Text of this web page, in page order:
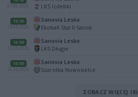
07.06.2026
LKS Izdebki
16:30
24.05.2026
Sanovia Lesko
Ekoball Stal II Sanok
16:00
Sanovia Lesko
LKS Długie
16:00
26.04.2026
Sanovia Lesko
Szarotka Nowosielce
ZOBACZ WIĘCEJ (8)